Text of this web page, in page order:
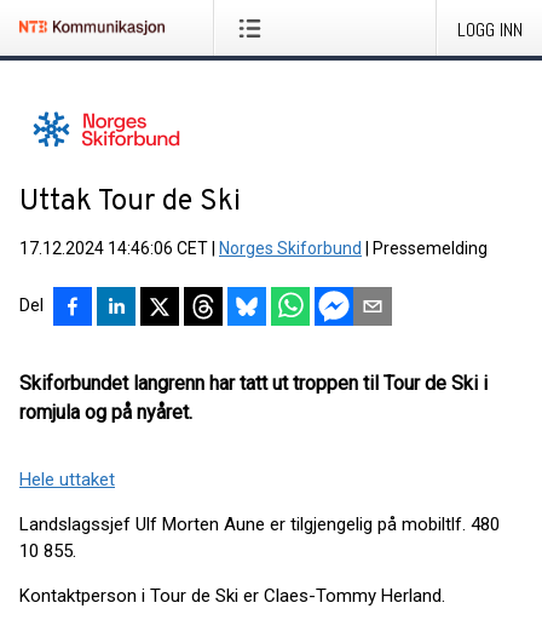
LOGG INN
Uttak Tour de Ski
17.12.2024 14:46:06 CET Norges Skiforbund Pressemelding
Del
Skiforbundet langrenn har tatt ut troppen til Tour de Ski i
romjula og på nyåret.
Hele uttaket
Landslagssjef Ulf Morten Aune er tilgjengelig på mobiltlf. 480
10 855.
Kontaktperson i Tour de Ski er Claes-Tommy Herland.